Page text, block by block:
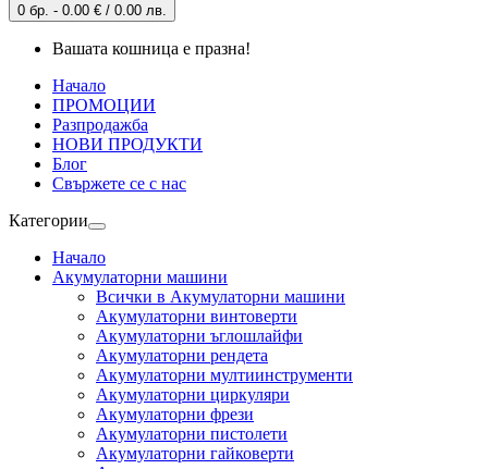
0 бр. - 0.00 € / 0.00 лв.
Вашата кошница е празна!
Начало
ПРОМОЦИИ
Разпродажба
НОВИ ПРОДУКТИ
Блог
Свържете се с нас
Категории
Начало
Акумулаторни машини
Всички в Акумулаторни машини
Акумулаторни винтоверти
Акумулаторни ъглошлайфи
Акумулаторни рендета
Акумулаторни мултиинструменти
Акумулаторни циркуляри
Акумулаторни фрези
Акумулаторни пистолети
Акумулаторни гайковерти